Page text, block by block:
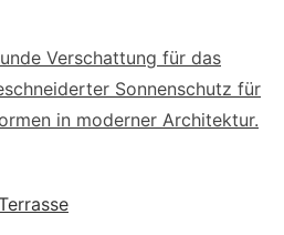
Verschattung für das
Sonnenschutz für
in moderner Architektur.